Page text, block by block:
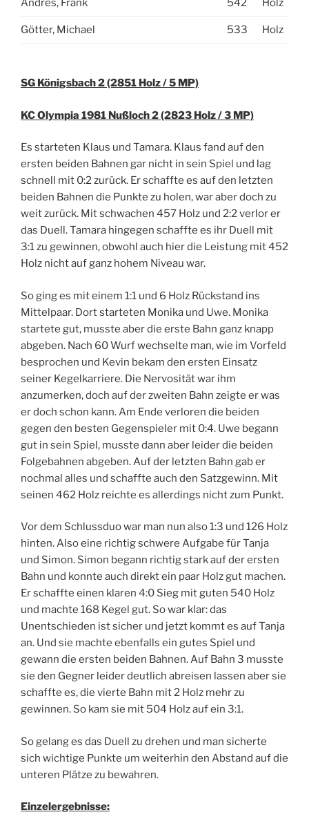
Andres, Frank 542 Holz
Götter, Michael 533 Holz
SG Königsbach 2 (2851 Holz / 5 MP)
KC Olympia 1981 Nußloch 2 (2823 Holz / 3 MP)
Es starteten Klaus und Tamara. Klaus fand auf den
ersten beiden Bahnen gar nicht in sein Spiel und lag
schnell mit 0:2 zurück. Er schaffte es auf den letzten
beiden Bahnen die Punkte zu holen, war aber doch zu
weit zurück. Mit schwachen 457 Holz und 2:2 verlor er
das Duell. Tamara hingegen schaffte es ihr Duell mit
3:1 zu gewinnen, obwohl auch hier die Leistung mit 452
Holz nicht auf ganz hohem Niveau war.
So ging es mit einem 1:1 und 6 Holz Rückstand ins
Mittelpaar. Dort starteten Monika und Uwe. Monika
startete gut, musste aber die erste Bahn ganz knapp
abgeben. Nach 60 Wurf wechselte man, wie im Vorfeld
besprochen und Kevin bekam den ersten Einsatz
seiner Kegelkarriere. Die Nervosität war ihm
anzumerken, doch auf der zweiten Bahn zeigte er was
er doch schon kann. Am Ende verloren die beiden
gegen den besten Gegenspieler mit 0:4. Uwe begann
gut in sein Spiel, musste dann aber leider die beiden
Folgebahnen abgeben. Auf der letzten Bahn gab er
nochmal alles und schaffte auch den Satzgewinn. Mit
seinen 462 Holz reichte es allerdings nicht zum Punkt.
Vor dem Schlussduo war man nun also 1:3 und 126 Holz
hinten. Also eine richtig schwere Aufgabe für Tanja
und Simon. Simon begann richtig stark auf der ersten
Bahn und konnte auch direkt ein paar Holz gut machen.
Er schaffte einen klaren 4:0 Sieg mit guten 540 Holz
und machte 168 Kegel gut. So war klar: das
Unentschieden ist sicher und jetzt kommt es auf Tanja
an. Und sie machte ebenfalls ein gutes Spiel und
gewann die ersten beiden Bahnen. Auf Bahn 3 musste
sie den Gegner leider deutlich abreisen lassen aber sie
schaffte es, die vierte Bahn mit 2 Holz mehr zu
gewinnen. So kam sie mit 504 Holz auf ein 3:1.
So gelang es das Duell zu drehen und man sicherte
sich wichtige Punkte um weiterhin den Abstand auf die
unteren Plätze zu bewahren.
Einzelergebnisse: